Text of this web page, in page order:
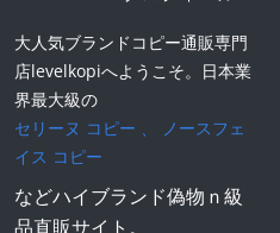
大人気ブランドコピー通販専門
店levelkopiへようこそ。日本業
界最大級の
セリーヌ コピー 、
ノースフェ
イス コピー
などハイブランド偽物ｎ級
品直販サイト。